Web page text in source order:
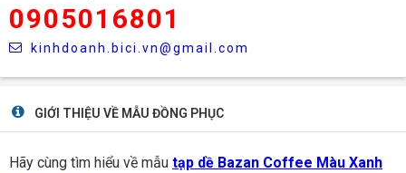
0905016801
kinhdoanh.bici.vn@gmail.com
GIỚI THIỆU VỀ MẪU ĐỒNG PHỤC
Hãy cùng tìm hiểu về mẫu tạp dề Bazan Coffee Màu Xanh